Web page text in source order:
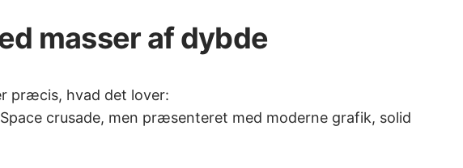
masser af dybde
præcis, hvad det lover:
crusade, men præsenteret med moderne grafik, solid